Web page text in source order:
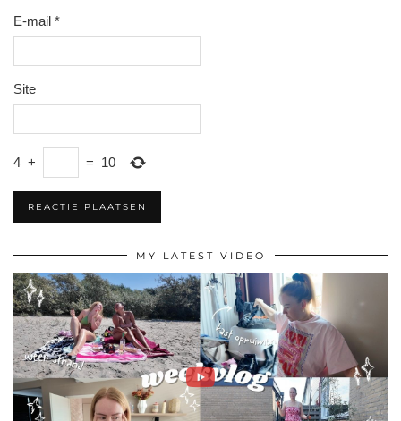
E-mail *
Site
4 + = 10
MY LATEST VIDEO